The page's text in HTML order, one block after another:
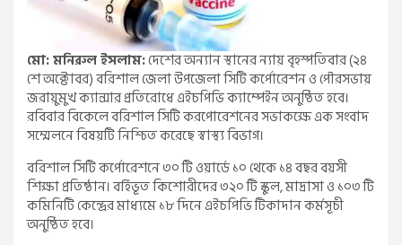
মো: মনিরুল ইসলাম:দেশের অন্যান স্থানের ন্যায় বৃহস্পতিবার (২৪
শে অক্টোবর) বরিশাল জেলা উপজেলা সিটি কর্পোরেশন ও পৌরসভায়
জরায়ুমুখ ক্যান্সার প্রতিরোধে এইচপিভি ক্যাম্পেইন অনুষ্ঠিত হবে।
রবিবার বিকেলে বরিশাল সিটি করপোরেশনের সভাকক্ষে এক সংবাদ
সম্মেলনে বিষয়টি নিশ্চিত করেছে স্বাস্থ্য বিভাগ।
বরিশাল সিটি কর্পোরেশনে ৩০ টি ওয়ার্ডে ১০ থেকে ১৪ বছর বয়সী
শিক্ষা প্রতিষ্ঠান। বর্হিভূত কিশোরীদের ৩২০ টি স্কুল, মাদ্রাসা ও ১০৩ টি
কমিনিটি কেন্দ্রের মাধ্যমে ১৮ দিনে এইচপিভি টিকাদান কর্মসূচী
অনুষ্ঠিত হবে।